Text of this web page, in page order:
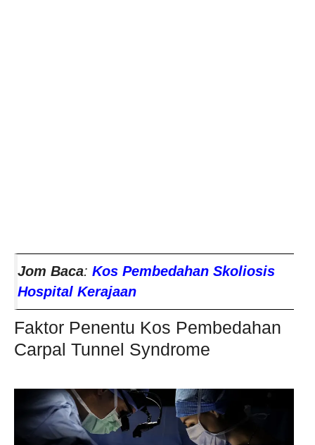
Jom Baca: Kos Pembedahan Skoliosis
Hospital Kerajaan
Faktor Penentu Kos Pembedahan
Carpal Tunnel Syndrome